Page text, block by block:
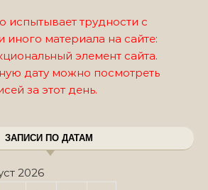
испытывает трудности с
иного материала на сайте:
элемент сайта.
дату можно посмотреть
за этот день.
ЗАПИСИ ПО ДАТАМ
2026